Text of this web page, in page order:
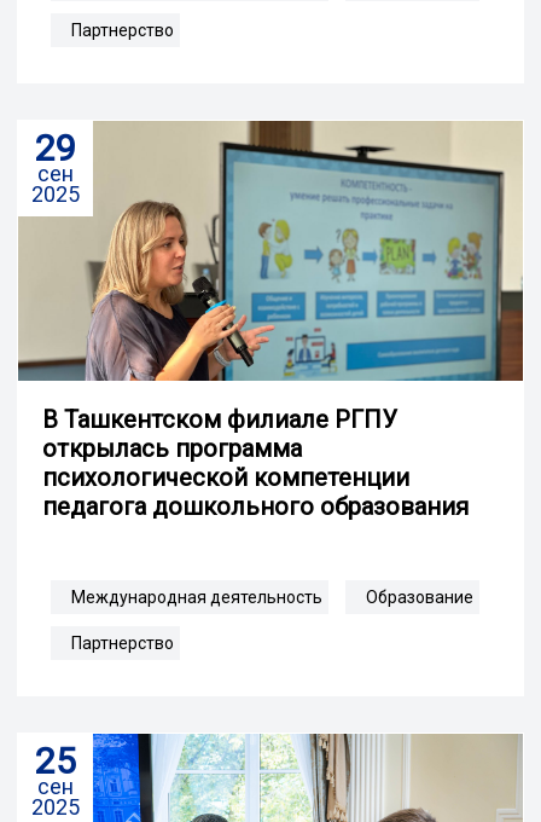
Партнерство
29
сен
2025
В Ташкентском филиале РГПУ
открылась программа
психологической компетенции
педагога дошкольного образования
Международная деятельность Образование
Партнерство
25
сен
2025